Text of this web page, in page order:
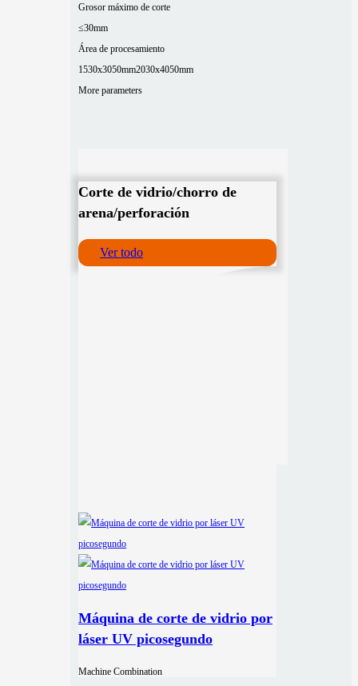
Grosor máximo de corte
≤30mm
Área de procesamiento
1530x3050mm2030x4050mm
More parameters
Corte de vidrio/chorro de
arena/perforación
Ver todo
Máquina de corte de vidrio por
láser UV picosegundo
Machine Combination